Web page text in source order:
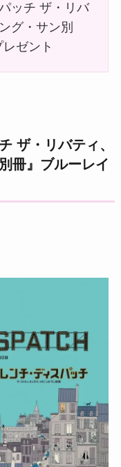
ッチ ザ・リバ
グ・サン別
ゼント
ザ・リバティ、
冊』ブルーレイ